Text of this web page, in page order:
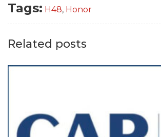
Tags: H48, Honor
Related posts